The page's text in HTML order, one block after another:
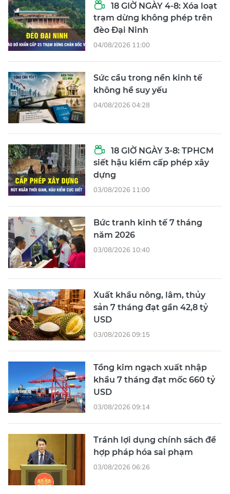
18 GIỜ NGÀY 4-8: Xóa loạt
trạm dừng không phép trên
đèo Đại Ninh
04/08/2026 11:00
Sức cầu trong nền kinh tế
không hề suy yếu
04/08/2026 04:28
18 GIỜ NGÀY 3-8: TPHCM
siết hậu kiểm cấp phép xây
dựng
03/08/2026 11:00
Bức tranh kinh tế 7 tháng
năm 2026
03/08/2026 10:40
Xuất khẩu nông, lâm, thủy
sản 7 tháng đạt gần 42,8 tỷ
USD
03/08/2026 09:15
Tổng kim ngạch xuất nhập
khẩu 7 tháng đạt mốc 660 tỷ
USD
03/08/2026 09:14
Tránh lợi dụng chính sách để
hợp pháp hóa sai phạm
03/08/2026 06:26